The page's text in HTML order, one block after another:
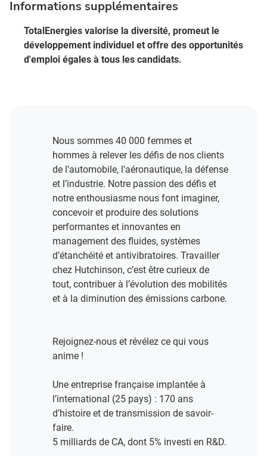
Informations supplémentaires
TotalEnergies valorise la diversité, promeut le
développement individuel et offre des opportunités
d'emploi égales à tous les candidats.
Nous sommes 40 000 femmes et
hommes à relever les défis de nos clients
de l’automobile, l’aéronautique, la défense
et l’industrie. Notre passion des défis et
notre enthousiasme nous font imaginer,
concevoir et produire des solutions
performantes et innovantes en
management des fluides, systèmes
d’étanchéité et antivibratoires. Travailler
chez Hutchinson, c’est être curieux de
tout, contribuer à l’évolution des mobilités
et à la diminution des émissions carbone.
Rejoignez-nous et révélez ce qui vous
anime !​
Une entreprise française implantée à
l’international (25 pays) : 170 ans
d’histoire et de transmission de savoir-
faire.​
5 milliards de CA, dont 5% investi en R&D​.